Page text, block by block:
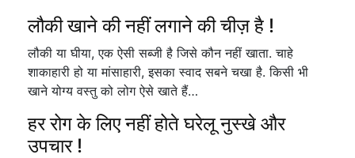
लौकी खाने की नहीं लगाने की चीज़ है !
लौकी या घीया, एक ऐसी सब्जी है जिसे कौन नहीं खाता. चाहे
शाकाहारी हो या मांसाहारी, इसका स्वाद सबने चखा है. किसी भी
खाने योग्य वस्तु को लोग ऐसे खाते हैं…
हर रोग के लिए नहीं होते घरेलू नुस्खे और
उपचार !